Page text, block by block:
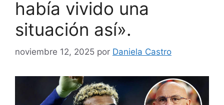
había vivido una
situación así».
noviembre 12, 2025 por Daniela Castro